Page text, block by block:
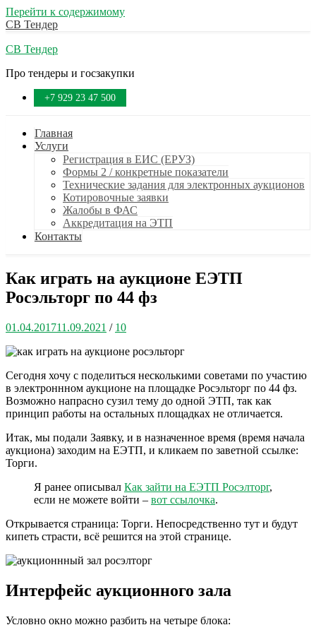
Перейти к содержимому
СВ Тендер
СВ Тендер
Про тендеры и госзакупки
+7 929 23 47 500
Главная
Услуги
Регистрация в ЕИС (ЕРУЗ)
Формы 2 / конкретные показатели
Технические задания для электронных аукционов
Котировочные заявки
Жалобы в ФАС
Аккредитация на ЭТП
Контакты
Как играть на аукционе ЕЭТП
Росэльторг по 44 фз
01.04.201711.09.2021 / 10
Сегодня хочу с поделиться несколькими советами по участию
в электроннном аукционе на площадке Росэльторг по 44 фз.
Возможно напрасно сузил тему до одной ЭТП, так как
принцип работы на остальных площадках не отличается.
Итак, мы подали Заявку, и в назначенное время (время начала
аукциона) заходим на ЕЭТП, и кликаем по заветной ссылке:
Торги.
Я ранее описывал Как зайти на ЕЭТП Росэлторг,
если не можете войти – вот ссылочка.
Открывается страница: Торги. Непосредственно тут и будут
кипеть страсти, всё решится на этой странице.
Интерфейс аукционного зала
Условно окно можно разбить на четыре блока: